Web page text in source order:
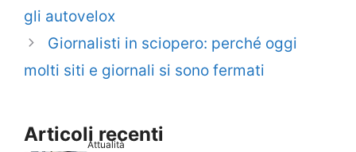
gli autovelox
Giornalisti in sciopero: perché oggi
molti siti e giornali si sono fermati
Articoli recenti
Attualità